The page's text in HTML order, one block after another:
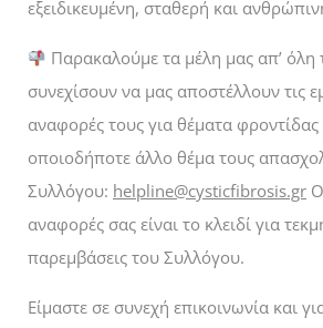
εξειδικευμένη, σταθερή και
Παρακαλούμε τα μέλη μας απ’ όλη
συνεχίσουν να μας αποστέλλουν τις
αναφορές τους για θέματα φροντίδας
οποιοδήποτε άλλο θέμα τους
Συλλόγου: helpline@cysticfibrosis.gr
αναφορές σας είναι το κλειδί για
παρεμβάσεις του Συλλόγου.
Είμαστε σε συνεχή επικοινωνία και